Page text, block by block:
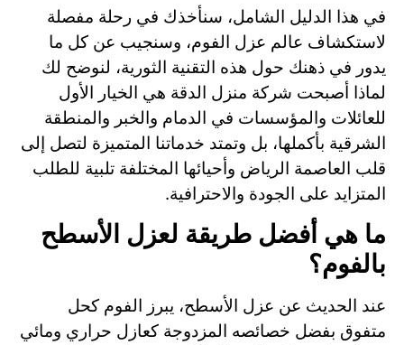
في هذا الدليل الشامل، سنأخذك في رحلة مفصلة
لاستكشاف عالم عزل الفوم، وسنجيب عن كل ما
يدور في ذهنك حول هذه التقنية الثورية، لنوضح لك
لماذا أصبحت شركة منزل الدقة هي الخيار الأول
للعائلات والمؤسسات في الدمام والخبر والمنطقة
الشرقية بأكملها، بل وتمتد خدماتنا المتميزة لتصل إلى
قلب العاصمة الرياض وأحيائها المختلفة تلبية للطلب
المتزايد على الجودة والاحترافية.
ما هي أفضل طريقة لعزل الأسطح
بالفوم؟
عند الحديث عن عزل الأسطح، يبرز الفوم كحل
متفوق بفضل خصائصه المزدوجة كعازل حراري ومائي